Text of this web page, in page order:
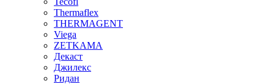
Thermaflex
THERMAGENT
Viega
ZETKAMA
Декаст
Джилекс
Ридан